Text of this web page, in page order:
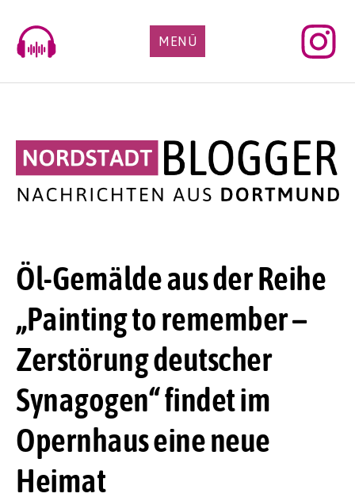
content
MENÜ
Öl-Gemälde aus der Reihe
„Painting to remember –
Zerstörung deutscher
Synagogen“ findet im
Opernhaus eine neue
Heimat